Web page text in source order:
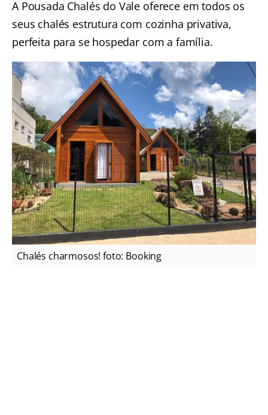
A Pousada Chalés do Vale oferece em todos os
seus chalés estrutura com cozinha privativa,
perfeita para se hospedar com a família.
Chalés charmosos! foto: Booking